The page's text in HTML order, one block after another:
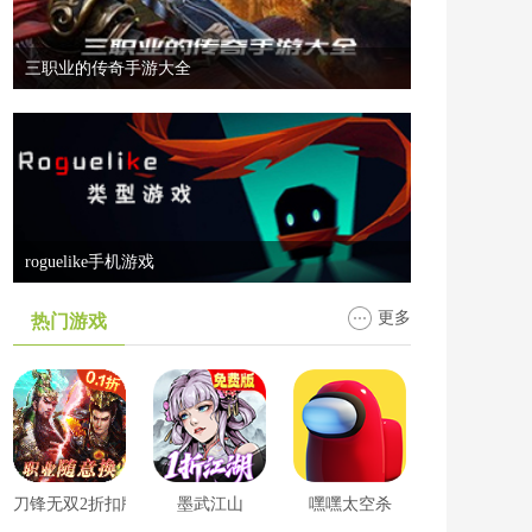
三职业的传奇手游大全
roguelike手机游戏
热门游戏 更多
刀锋无双2折扣版 墨武江山 嘿嘿太空杀